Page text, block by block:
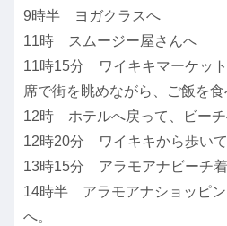
9時半 ヨガクラスへ
11時 スムージー屋さんへ
11時15分 ワイキキマーケッ
席で街を眺めながら、ご飯を食
12時 ホテルへ戻って、ビーチ
12時20分 ワイキキから歩い
13時15分 アラモアナビーチ着
14時半 アラモアナショッピ
へ。